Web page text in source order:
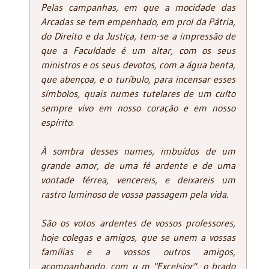
Pelas campanhas, em que a mocidade das
Arcadas se tem empenhado, em prol da Pátria,
do Direito e da Justiça, tem-se a impressão de
que a Faculdade é um altar, com os seus
ministros e os seus devotos, com a água benta,
que abençoa, e o turíbulo, para incensar esses
símbolos, quais numes tutelares de um culto
sempre vivo em nosso coração e em nosso
espírito.
À sombra desses numes, imbuídos de um
grande amor, de uma fé ardente e de uma
vontade férrea, vencereis, e deixareis um
rastro luminoso de vossa passagem pela vida.
São os votos ardentes de vossos professores,
hoje colegas e amigos, que se unem a vossas
famílias e a vossos outros amigos,
acompanhando, com u m "Excelsior", o brado